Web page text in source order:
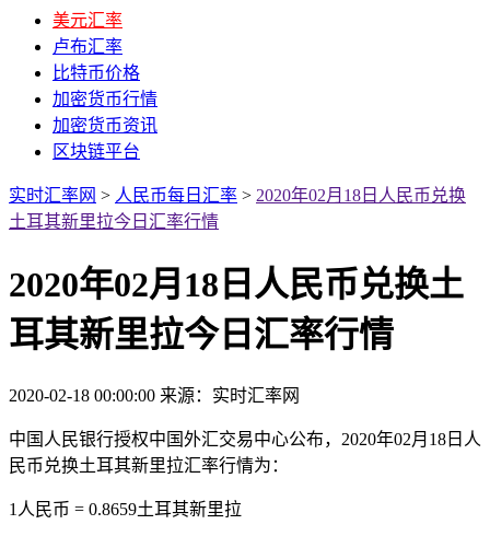
美元汇率
卢布汇率
比特币价格
加密货币行情
加密货币资讯
区块链平台
实时汇率网 > 人民币每日汇率 > 2020年02月18日人民币兑换
土耳其新里拉今日汇率行情
2020年02月18日人民币兑换土
耳其新里拉今日汇率行情
2020-02-18 00:00:00 来源：实时汇率网
中国人民银行授权中国外汇交易中心公布，2020年02月18日人
民币兑换土耳其新里拉汇率行情为：
1人民币 = 0.8659土耳其新里拉